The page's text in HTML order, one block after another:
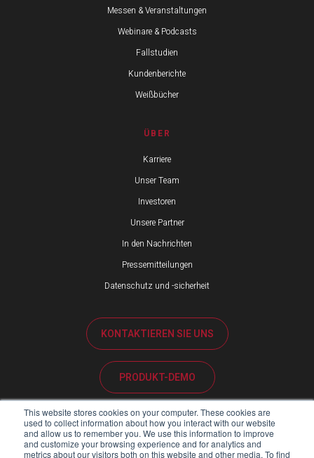
This website stores cookies on your computer. These cookies are
used to collect information about how you interact with our website
and allow us to remember you. We use this information to improve
and customize your browsing experience and for analytics and
metrics about our visitors both on this website and other media. To find
Messen & Veranstaltungen
Webinare & Podcasts
Fallstudien
Kundenberichte
Weißbücher
ÜBER
Karriere
Unser Team
Investoren
Unsere Partner
In den Nachrichten
Pressemitteilungen
Datenschutz und -sicherheit
KONTAKTIEREN SIE UNS
PRODUKT-DEMO
KUNDENBETREUUNG